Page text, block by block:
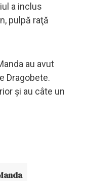
a inclus
pulpă raţă
au avut
Dragobete.
şi au câte un